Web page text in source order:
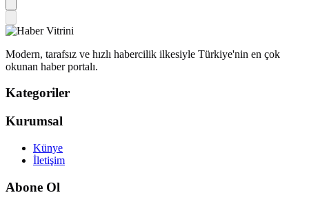
Modern, tarafsız ve hızlı habercilik ilkesiyle Türkiye'nin en çok
okunan haber portalı.
Kategoriler
Kurumsal
Künye
İletişim
Abone Ol